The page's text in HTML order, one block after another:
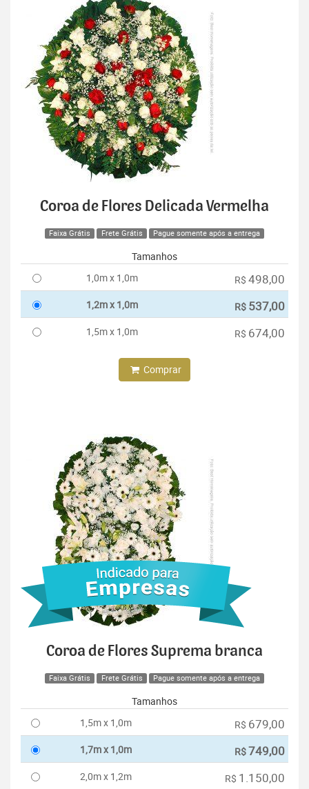
Coroa de Flores Delicada Vermelha
Faixa Grátis Frete Grátis Pague somente após a entrega
Tamanhos
1,0m x 1,0m
R$ 498,00
1,2m x 1,0m R$ 537,00
1,5m x 1,0m R$ 674,00
Comprar
Coroa de Flores Suprema branca
Faixa Grátis Frete Grátis Pague somente após a entrega
Tamanhos
1,5m x 1,0m
R$ 679,00
1,7m x 1,0m R$749,00
2,0m x 1,2m R$ 1.150,00